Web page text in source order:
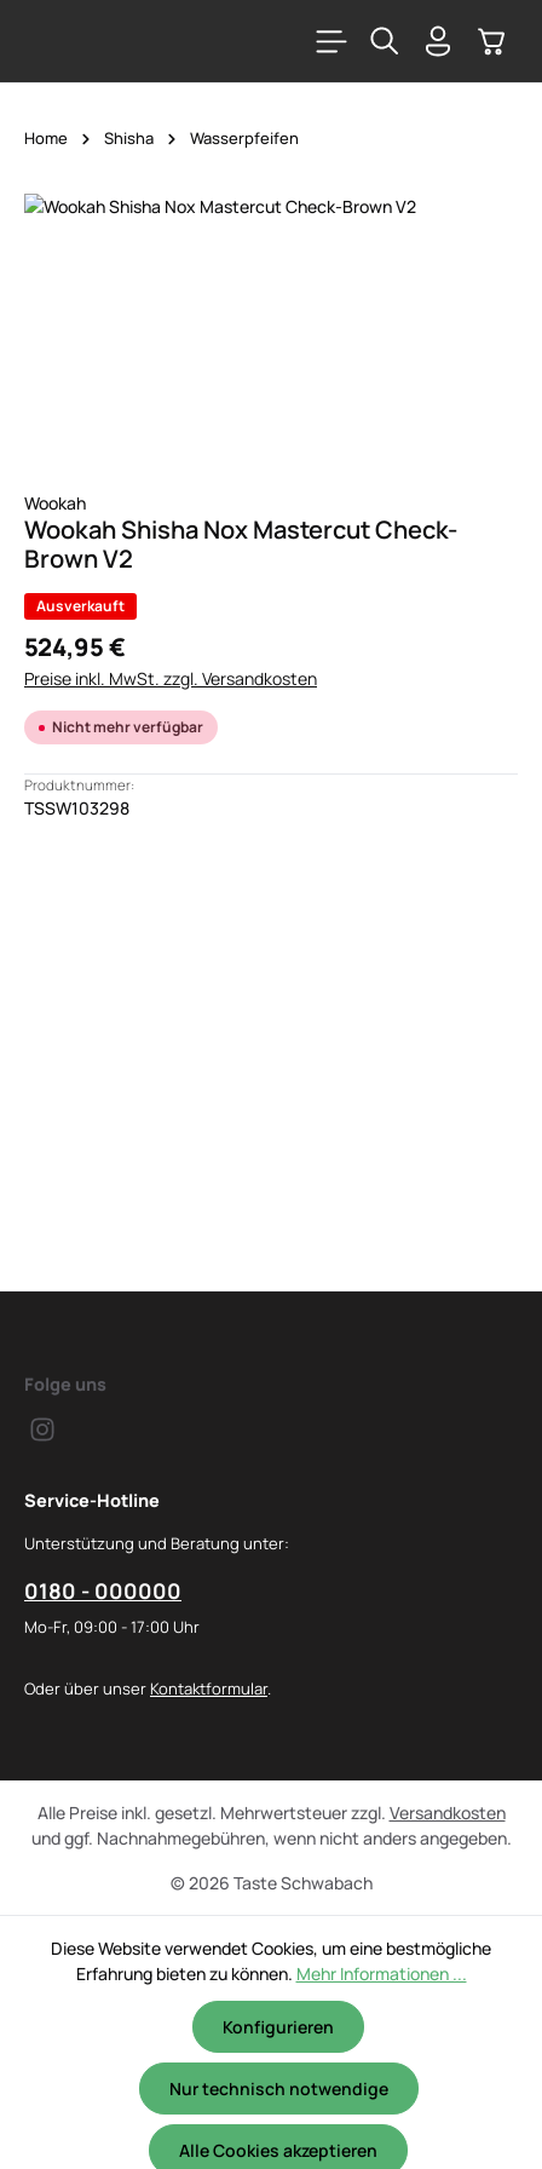
Home Shisha Wasserpfeifen
Bildergalerie überspringen
Wookah
Wookah Shisha Nox Mastercut Check-
Brown V2
Ausverkauft
524,95 €
Preise inkl. MwSt. zzgl. Versandkosten
Nicht mehr verfügbar
Produktnummer:
TSSW103298
Folge uns
Service-Hotline
Unterstützung und Beratung unter:
0180 - 000000
Mo-Fr, 09:00 - 17:00 Uhr
Oder über unser Kontaktformular.
© 2026 Taste Schwabach
Alle Preise inkl. gesetzl. Mehrwertsteuer zzgl. Versandkosten
und ggf. Nachnahmegebühren, wenn nicht anders angegeben.
Diese Website verwendet Cookies, um eine bestmögliche
Erfahrung bieten zu können. Mehr Informationen ...
Nur technisch notwendige
Konfigurieren
Alle Cookies akzeptieren